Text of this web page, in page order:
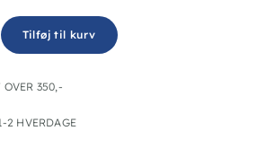
Tilføj til kurv
OVER 350,-
2 HVERDAGE